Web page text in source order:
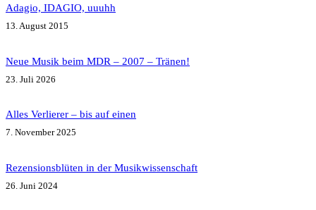
Adagio, IDAGIO, uuuhh
13. August 2015
Neue Musik beim MDR – 2007 – Tränen!
23. Juli 2026
Alles Verlierer – bis auf einen
7. November 2025
Rezensionsblüten in der Musikwissenschaft
26. Juni 2024